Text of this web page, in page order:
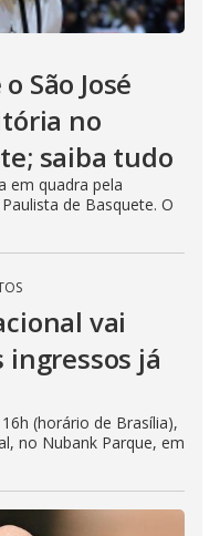
São José
no
saiba tudo
em quadra pela
de Basquete. O
vai
ingressos já
(horário de Brasília),
no Nubank Parque, em